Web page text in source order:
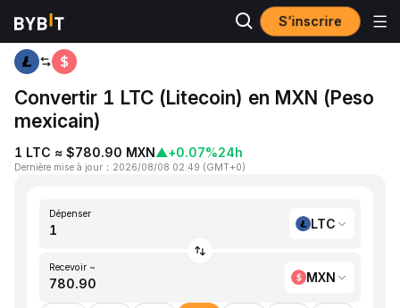
S’inscrire
Accueil
Convertir 1 LTC (Litecoin) en MXN (Peso
mexicain)
1 LTC ≈ $780.90 MXN▲+0.07%24h
Dernière mise à jour ： 2026/08/08 02:49 (GMT+0)
Dépenser
LTC
Recevoir ~
MXN